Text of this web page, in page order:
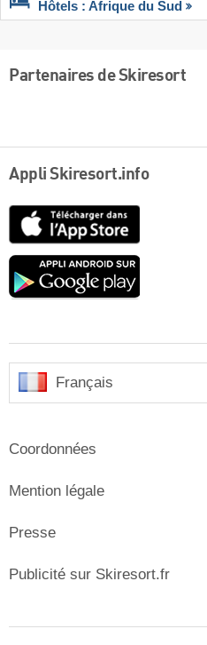
Hôtels : Afrique du Sud
Partenaires de Skiresort
Appli Skiresort.info
Google
Français
Coordonnées
Mention légale
Presse
Publicité sur Skiresort.fr